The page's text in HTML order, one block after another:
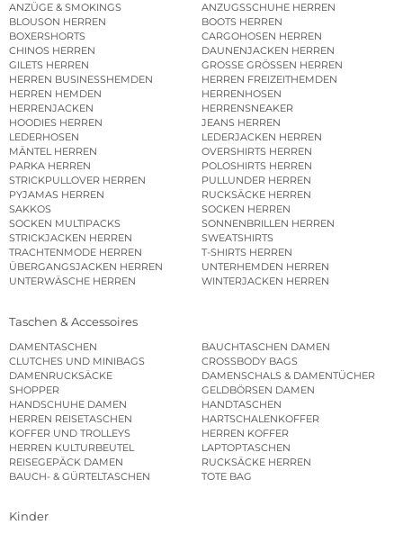
ANZÜGE & SMOKINGS
ANZUGSSCHUHE HERREN
BLOUSON HERREN
BOOTS HERREN
BOXERSHORTS
CARGOHOSEN HERREN
CHINOS HERREN
DAUNENJACKEN HERREN
GILETS HERREN
GROSSE GRÖSSEN HERREN
HERREN BUSINESSHEMDEN
HERREN FREIZEITHEMDEN
HERREN HEMDEN
HERRENHOSEN
HERRENJACKEN
HERRENSNEAKER
HOODIES HERREN
JEANS HERREN
LEDERHOSEN
LEDERJACKEN HERREN
MÄNTEL HERREN
OVERSHIRTS HERREN
PARKA HERREN
POLOSHIRTS HERREN
STRICKPULLOVER HERREN
PULLUNDER HERREN
PYJAMAS HERREN
RUCKSÄCKE HERREN
SAKKOS
SOCKEN HERREN
SOCKEN MULTIPACKS
SONNENBRILLEN HERREN
STRICKJACKEN HERREN
SWEATSHIRTS
TRACHTENMODE HERREN
T-SHIRTS HERREN
ÜBERGANGSJACKEN HERREN
UNTERHEMDEN HERREN
UNTERWÄSCHE HERREN
WINTERJACKEN HERREN
Taschen & Accessoires
DAMENTASCHEN
BAUCHTASCHEN DAMEN
CLUTCHES UND MINIBAGS
CROSSBODY BAGS
DAMENRUCKSÄCKE
DAMENSCHALS & DAMENTÜCHER
SHOPPER
GELDBÖRSEN DAMEN
HANDSCHUHE DAMEN
HANDTASCHEN
HERREN REISETASCHEN
HARTSCHALENKOFFER
KOFFER UND TROLLEYS
HERREN KOFFER
HERREN KULTURBEUTEL
LAPTOPTASCHEN
REISEGEPÄCK DAMEN
RUCKSÄCKE HERREN
BAUCH- & GÜRTELTASCHEN
TOTE BAG
Kinder